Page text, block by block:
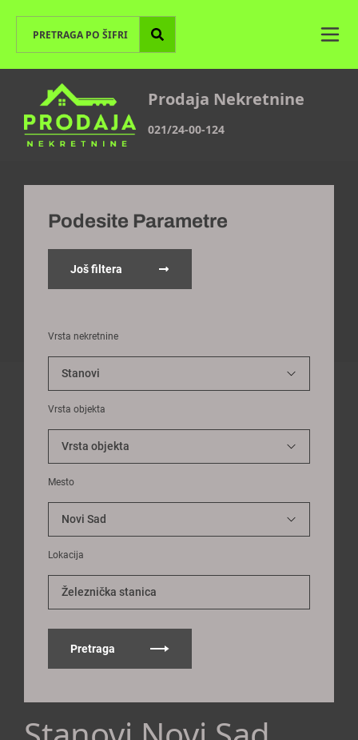
Prodaja Nekretnine
021/24-00-124
Podesite Parametre
Još filtera
Vrsta nekretnine
Vrsta objekta
Mesto
Lokacija
Železnička stanica
Pretraga